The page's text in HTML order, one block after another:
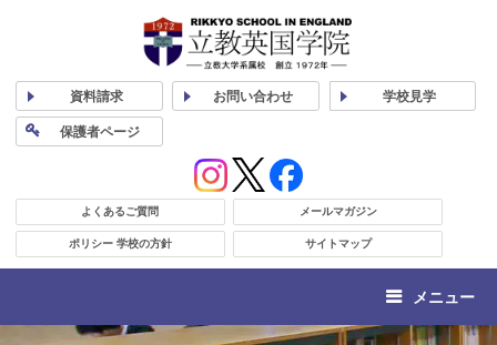
資料請求 お問い合わせ 学校見学
保護者ページ
よくあるご質問 メールマガジン
ポリシー 学校の方針 サイトマップ
メニュー